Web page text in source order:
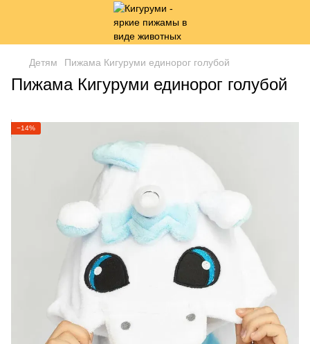
Детям Пижама Кигуруми единорог голубой
Пижама Кигуруми единорог голубой
−14%